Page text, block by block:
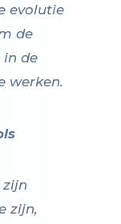
evolutie
de
in de
werken.
zijn,